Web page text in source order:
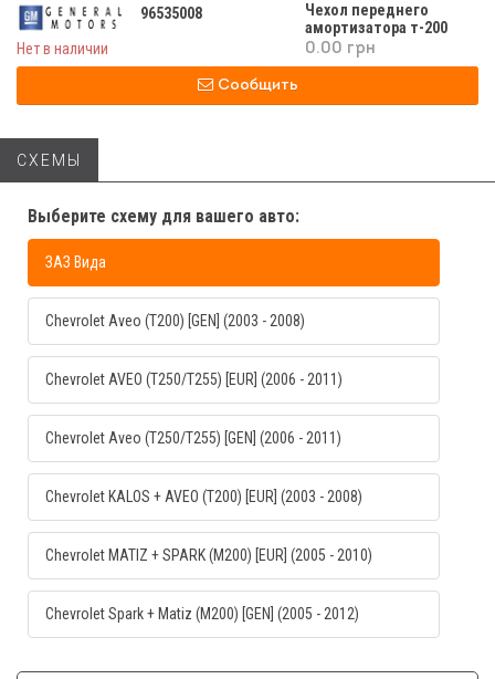
96535008
Чехол переднего
амортизатора т-200
т250/255 авео заз вида
Нет в наличии 0.00 грн
Сообщить
СХЕМЫ
Выберите схему для вашего авто:
ЗАЗ Вида
Chevrolet Aveo (T200) [GEN] (2003 - 2008)
Chevrolet AVEO (T250/T255) [EUR] (2006 - 2011)
Chevrolet Aveo (T250/T255) [GEN] (2006 - 2011)
Chevrolet KALOS + AVEO (T200) [EUR] (2003 - 2008)
Chevrolet MATIZ + SPARK (M200) [EUR] (2005 - 2010)
Chevrolet Spark + Matiz (M200) [GEN] (2005 - 2012)